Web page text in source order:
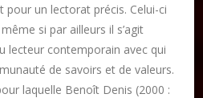
pour un lectorat précis. Celui-ci
si par ailleurs il s’agit
lecteur contemporain avec qui
de savoirs et de valeurs.
laquelle Benoît Denis (2000 :